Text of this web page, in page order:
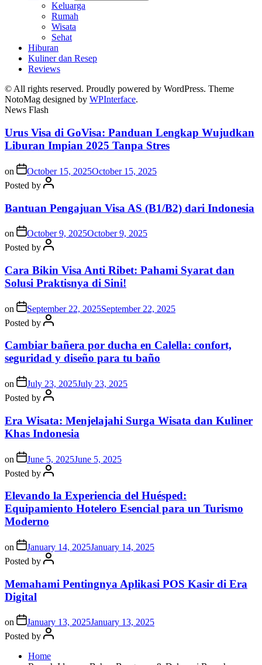
Keluarga
Rumah
Wisata
Sehat
Hiburan
Kuliner dan Resep
Reviews
© All rights reserved. Proudly powered by WordPress. Theme
NotoMag designed by WPInterface.
News Flash
Urus Visa di GoVisa: Panduan Lengkap Wujudkan
Liburan Impian 2025 Tanpa Stres
on October 15, 2025October 15, 2025
Posted by
Bantuan Pengajuan Visa AS (B1/B2) dari Indonesia
on October 9, 2025October 9, 2025
Posted by
Cara Bikin Visa Anti Ribet: Pahami Syarat dan
Solusi Praktisnya di Sini!
on September 22, 2025September 22, 2025
Posted by
Cambiar bañera por ducha en Calella: confort,
seguridad y diseño para tu baño
on July 23, 2025July 23, 2025
Posted by
Era Wisata: Menjelajahi Surga Wisata dan Kuliner
Khas Indonesia
on June 5, 2025June 5, 2025
Posted by
Elevando la Experiencia del Huésped:
Equipamiento Hotelero Esencial para un Turismo
Moderno
on January 14, 2025January 14, 2025
Posted by
Memahami Pentingnya Aplikasi POS Kasir di Era
Digital
on January 13, 2025January 13, 2025
Posted by
Home